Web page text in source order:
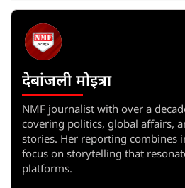
देबांजली मोइत्रा
NMF journalist with over a
covering politics, global affairs,
stories. Her reporting combines
focus on storytelling that
platforms.